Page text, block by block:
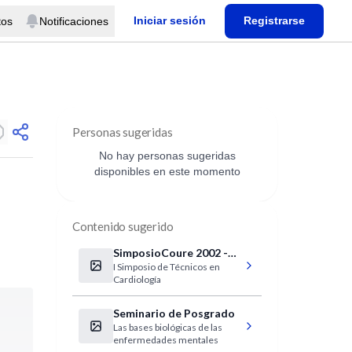
Notificaciones Iniciar sesión Registrarse
Personas sugeridas
No hay personas sugeridas
disponibles en este momento
Contenido sugerido
SimposioCoure 2002 -
Hospital Italiano. XV
Simposio de
Cardiología. II Simposio
Argentino de
Cardiología Fetal.
I Simposio de Técnicos en
Cardiología
Seminario de Posgrado
Las bases biológicas de las
enfermedades mentales